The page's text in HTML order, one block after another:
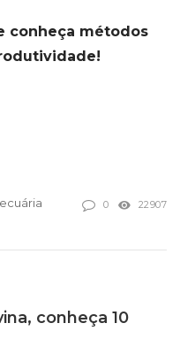
conheça métodos
0 22907
conheça 10